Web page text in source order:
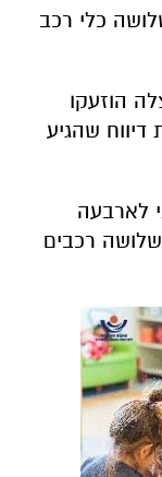
כלי רכב
הוזעקו
שהגיע
לארבעה
רכבים